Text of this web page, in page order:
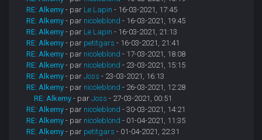
RE: Alkemy - par Le Lapin - 16-03-2021, 17:45
RE: Alkemy - par nicoleblond - 16-03-2021, 19:45
RE: Alkemy - par Le Lapin - 16-03-2021, 21:13
RE: Alkemy - par petitgars - 16-03-2021, 21:41
RE: Alkemy - par nicoleblond - 17-03-2021, 18:08
RE: Alkemy - par nicoleblond - 23-03-2021, 15:15
RE: Alkemy - parJoss - 23-03-2021, 16:13
RE: Alkemy - par nicoleblond - 26-03-2021, 12:28
RE: Alkemy - parJoss - 27-03-2021, 00:51
RE: Alkemy - par nicoleblond - 30-03-2021, 14:21
RE: Alkemy - par nicoleblond - 01-04-2021, 11:35
RE: Alkemy - par petitgars - 01-04-2021, 22:31